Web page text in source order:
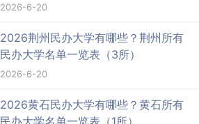
2026-6-20
2026荆州民办大学有哪些？荆州所有
民办大学名单一览表（3所）
2026-6-20
2026黄石民办大学有哪些？黄石所有
民办大学名单一览表（1所）